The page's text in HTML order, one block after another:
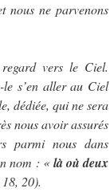
nous ne parvenons
vers le Ciel.
le s’en aller au Ciel
dédiée, qui ne sera
nous avoir assurés
parmi nous dans
nom : «là où deux
20).